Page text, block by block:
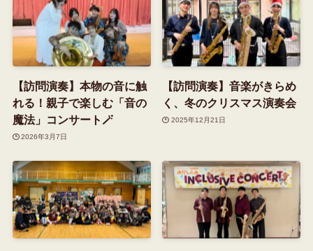
【訪問演奏】本物の音に触
れる！親子で楽しむ「音の
魔法」コンサート🪄
2026年3月7日
【訪問演奏】音楽がきらめ
く、冬のクリスマス演奏会
2025年12月21日